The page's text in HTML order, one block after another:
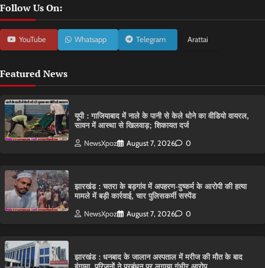
Follow Us On:
YouTube Whatsapp Telegram Arattai
Featured News
यूपी : गाजियाबाद में नाले के पानी से केले धोने का वीडियो वायरल,
सावन में आस्था से खिलवाड़; शिकायत दर्ज
NewsXpoz August 7, 2026 0
झारखंड : चतरा के बड़गांव में अपहरण-दुष्कर्म के आरोपी की हत्या
मामले में बड़ी कार्रवाई, चार पुलिसकर्मी सस्पेंड
NewsXpoz August 7, 2026 0
झारखंड : धनबाद के जालान अस्पताल में मरीज की मौत के बाद